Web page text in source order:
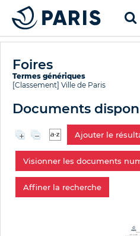
Foires
Termes génériques
[Classement] Ville de Paris
Documents
Ajouter le
Visionner les documents
Affiner la recherche